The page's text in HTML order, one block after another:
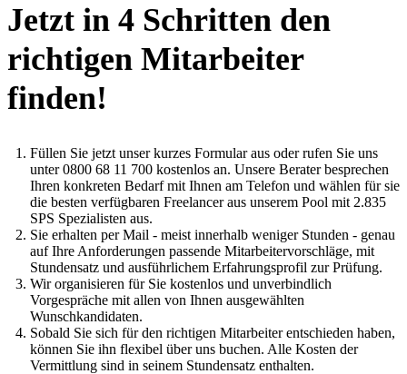
Jetzt in 4 Schritten den
richtigen Mitarbeiter
finden!
Füllen Sie jetzt unser kurzes Formular aus oder rufen Sie uns
unter 0800 68 11 700 kostenlos an. Unsere Berater besprechen
Ihren konkreten Bedarf mit Ihnen am Telefon und wählen für sie
die besten verfügbaren Freelancer aus unserem Pool mit 2.835
SPS Spezialisten aus.
Sie erhalten per Mail - meist innerhalb weniger Stunden - genau
auf Ihre Anforderungen passende Mitarbeitervorschläge, mit
Stundensatz und ausführlichem Erfahrungsprofil zur Prüfung.
Wir organisieren für Sie kostenlos und unverbindlich
Vorgespräche mit allen von Ihnen ausgewählten
Wunschkandidaten.
Sobald Sie sich für den richtigen Mitarbeiter entschieden haben,
können Sie ihn flexibel über uns buchen. Alle Kosten der
Vermittlung sind in seinem Stundensatz enthalten.